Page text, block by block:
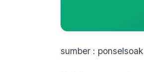
sumber :